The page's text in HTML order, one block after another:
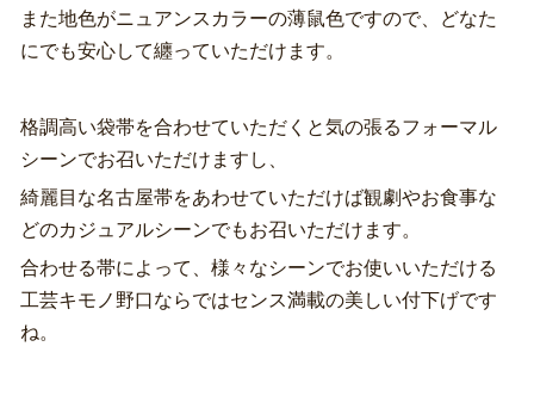
また地色がニュアンスカラーの薄鼠色ですので、どなた
にでも安心して纏っていただけます。
格調高い袋帯を合わせていただくと気の張るフォーマル
シーンでお召いただけますし、
綺麗目な名古屋帯をあわせていただけば観劇やお食事な
どのカジュアルシーンでもお召いただけます。
合わせる帯によって、様々なシーンでお使いいただける
工芸キモノ野口ならではセンス満載の美しい付下げです
ね。